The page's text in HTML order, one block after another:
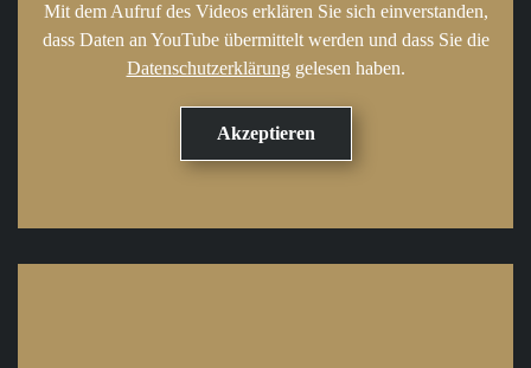
Mit dem Aufruf des Videos erklären Sie sich einverstanden,
dass Daten an YouTube übermittelt werden und dass Sie die
Datenschutzerklärung gelesen haben.